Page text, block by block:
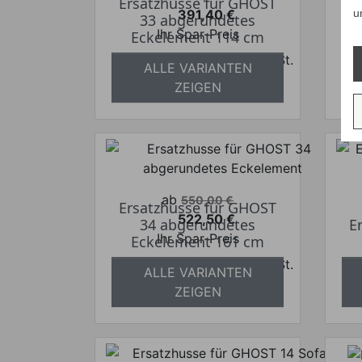
Preis
391,40 €
Ihr Spar-Preis
Preise inkl. ges. MwSt.
absolut versandkostenfrei
33 abgerundetes
Eckelement 114 cm
ALLE VARIANTEN
ZEIGEN
Verkaufspreis
ab 550,00 €
Preis
522,50 €
Ihr Spar-Preis
Preise inkl. ges. MwSt.
absolut versandkostenfrei
Ersatzhusse für GHOST
34 abgerundetes
Eckelement 161 cm
ALLE VARIANTEN
ZEIGEN